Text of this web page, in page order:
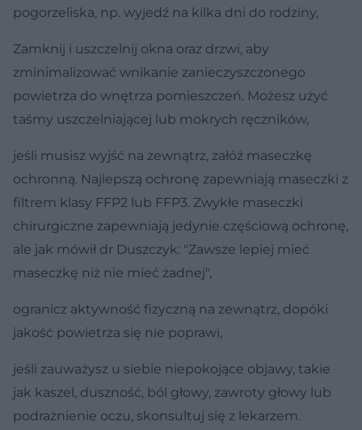
pogorzeliska, np. wyjedź na kilka dni do rodziny,
Zamknij i uszczelnij okna oraz drzwi, aby
zminimalizować wnikanie zanieczyszczonego
powietrza do wnętrza pomieszczeń. Możesz użyć
taśmy uszczelniającej lub mokrych ręczników,
jeśli musisz wyjść na zewnątrz, załóż maseczkę
ochronną. Najlepszą ochronę zapewniają maseczki z
filtrem klasy FFP2 lub FFP3. Zwykłe maseczki
chirurgiczne zapewniają jedynie częściową ochronę,
ale jak mówił dr Duszczyk: "Zawsze lepiej mieć
maseczkę niż nie mieć żadnej",
ogranicz aktywność fizyczną na zewnątrz, dopóki
jakość powietrza się nie poprawi,
jeśli zauważysz u siebie niepokojące objawy, takie
jak kaszel, duszność, ból głowy, zawroty głowy lub
podrażnienie oczu, skonsultuj się z lekarzem.